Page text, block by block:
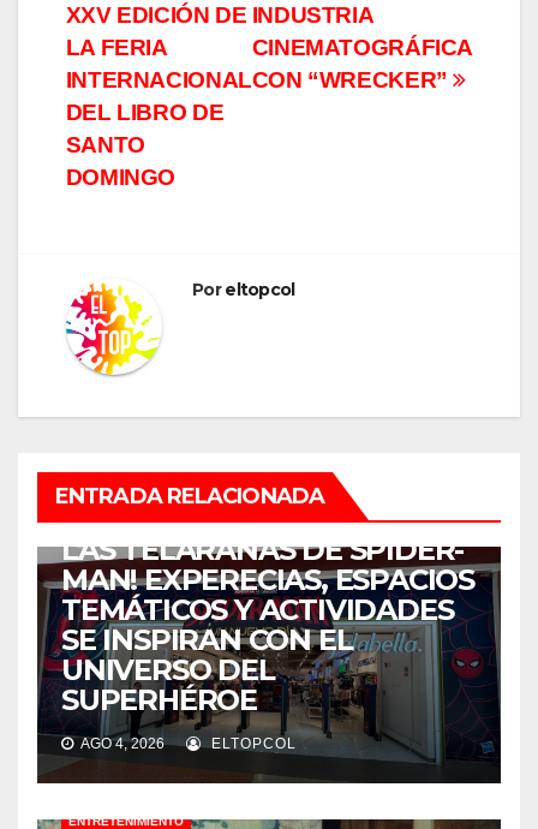
entradas
INDUSTRIA
CINEMATOGRÁFICA
CON “WRECKER”
XXV EDICIÓN DE
LA FERIA
INTERNACIONAL
DEL LIBRO DE
SANTO
DOMINGO
Poreltopcol
ENTRADA RELACIONADA
ENTRETENIMIENTO
¡COLOMBIA SE ENREDÓ EN
LAS TELARAÑAS DE SPIDER-
MAN! EXPERECIAS, ESPACIOS
TEMÁTICOS Y ACTIVIDADES
SE INSPIRAN CON EL
UNIVERSO DEL
SUPERHÉROE
AGO 4, 2026 ELTOPCOL
ENTRETENIMIENTO